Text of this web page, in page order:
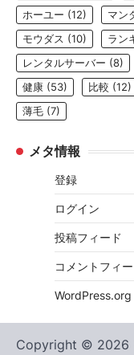
ホーユー (12) マン
モウダス (10) ラン
レンタルサーバー (8)
健康 (53) 比較 (12)
薄毛 (7)
メタ情報
登録
ログイン
投稿フィード
コメントフィ
WordPress.org
Copyright © 2026